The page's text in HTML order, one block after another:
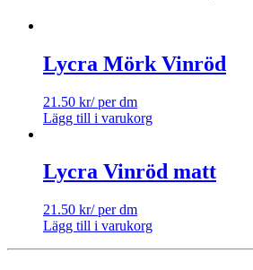
Lycra Mörk Vinröd
21.50 kr/ per dm
Lägg till i varukorg
Lycra Vinröd matt
21.50 kr/ per dm
Lägg till i varukorg